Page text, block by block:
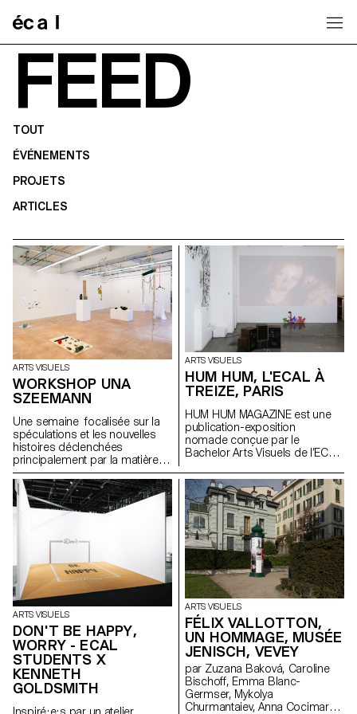
FEED
TOUT
ÉVÉNEMENTS
PROJETS
ARTICLES
ARTS VISUELS
WORKSHOP UNA
SZEEMANN
Une semaine focalisée sur la
spéculations et les nouvelles
histoires déclenchées
principalement par la matière
avec l'artiste Una Szeemann.
Les étudiant.exs ont orienté
leurs réflexions sur le pouvoir
des objets, du point de vue de
oriented ontology, de la
ARTS VISUELS
HUM HUM, L'ECAL À
TREIZE, PARIS
HUM HUM MAGAZINE est une
publication-exposition
nomade conçue par le
Bachelor Arts Visuels de l’ECAL
la galerie parisienne Treize.
Organisée autour d'une série
d'invitations, chaque édition est
pensée par les étudiant·e·s du
Bachelor Arts Visuels comme
une exposition facilement
diffusable et activable à l’infini. À
l’occasion du lancement de
son premier numéro, HUM
HUM MAGAZINE investit Treize à
Paris pour y déployer son
sommaire à l’échelle du lieu. Un
projet initié par Philippe
Decrauzat, Gallien Déjean et
Stéphane Kropf.
ARTS VISUELS
DON'T BE HAPPY,
WORRY - ECAL
STUDENTS X
KENNETH
GOLDSMITH
Inspiré·e·s par un atelier
ARTS VISUELS
FÉLIX VALLOTTON,
UN HOMMAGE, MUSÉE
JENISCH, VEVEY
par Zuzana Baková, Caroline
Bischoff, Emma Blanc-
Germser, Mykolya
Churmantaiev, Anna Cocimarov,